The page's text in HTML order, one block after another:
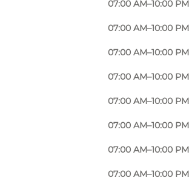
07:00 AM–10:00 PM
07:00 AM–10:00 PM
07:00 AM–10:00 PM
07:00 AM–10:00 PM
07:00 AM–10:00 PM
07:00 AM–10:00 PM
07:00 AM–10:00 PM
07:00 AM–10:00 PM
Foto:
Windräder des